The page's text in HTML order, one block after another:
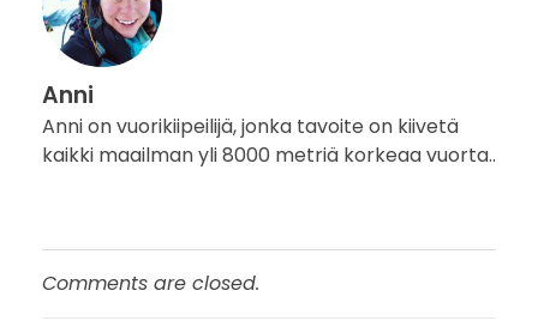
Anni
Anni on vuorikiipeilijä, jonka tavoite on kiivetä
kaikki maailman yli 8000 metriä korkeaa vuorta..
Comments are closed.